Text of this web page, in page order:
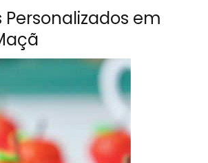
Personalizados em